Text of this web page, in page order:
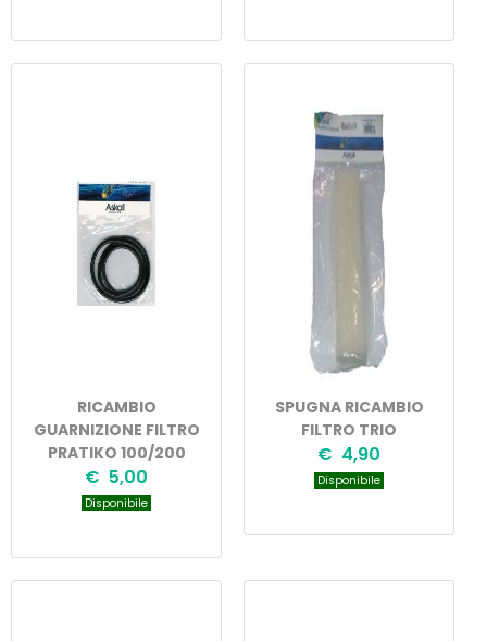
RICAMBIO
GUARNIZIONE FILTRO
PRATIKO 100/200
€ 5,00
Disponibile
SPUGNA RICAMBIO
FILTRO TRIO
€ 4,90
Disponibile